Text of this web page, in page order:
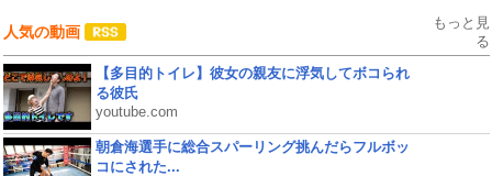
人気の動画
もっと見
る
【多目的トイレ】彼女の親友に浮気してボコられ
る彼氏
youtube.com
朝倉海選手に総合スパーリング挑んだらフルボッ
コにされた...